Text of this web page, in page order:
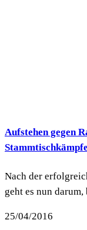
Aufstehen gegen
Nach der
geht es nun
25/04/2016